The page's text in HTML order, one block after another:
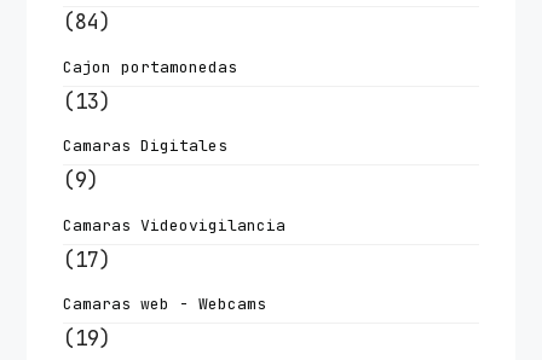
(84)
Cajon portamonedas
(13)
Camaras Digitales
(9)
Camaras Videovigilancia
(17)
Camaras web - Webcams
(19)